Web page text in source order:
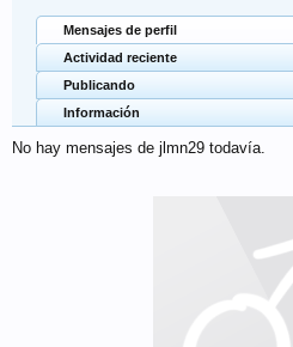
Mensajes de perfil
Actividad reciente
Publicando
Información
No hay mensajes de jlmn29 todavía.